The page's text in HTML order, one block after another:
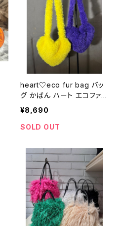
heart♡eco fur bag バッ
グ かばん ハート エコファ
ー もこもこ ふわふわ
¥8,690
SOLD OUT